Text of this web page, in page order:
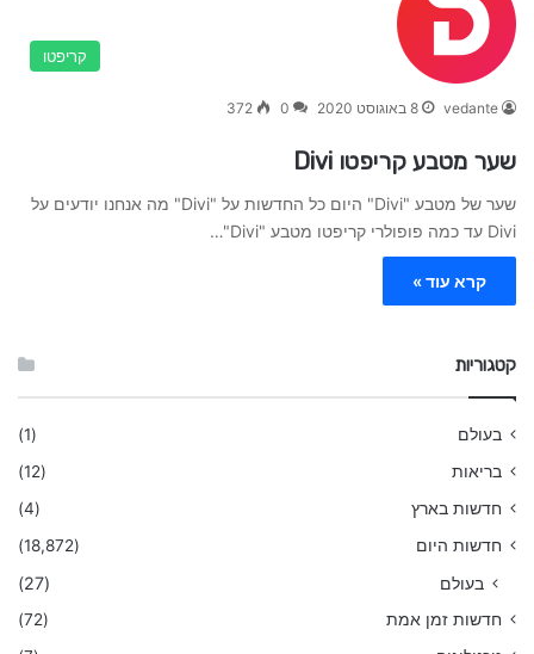
קריפטו
vedante 8 באוגוסט 2020 0
372
שער מטבע קריפטו Divi
שער של מטבע "Divi" היום כל החדשות על "Divi" מה אנחנו יודעים על
Divi עד כמה פופולרי קריפטו מטבע "Divi"…
קרא עוד »
קטגוריות
בעולם
(1)
בריאות
(12)
חדשות בארץ
(4)
חדשות היום
(18,872)
בעולם (27)
חדשות זמן אמת
(72)